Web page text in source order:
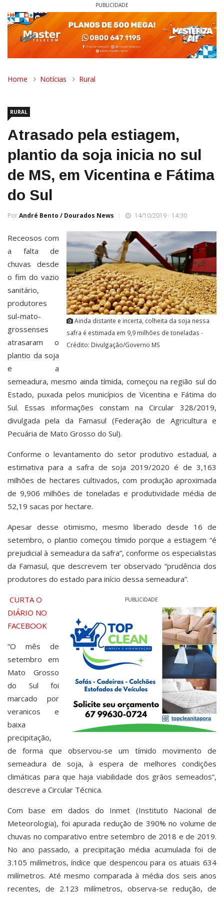
PUBLICIDADE
Home Notícias Rural
RURAL
Atrasado pela estiagem,
plantio da soja inicia no sul
de MS, em Vicentina e Fátima
do Sul
PorAndré Bento / Dourados News 14/10/2019 - 14:30
Ainda distante e incerta, colheita da soja nessa
safra é estimada em 9,9 milhões de toneladas -
Crédito: Divulgação/Governo MS
Receosos com
a falta de
chuvas desde
o fim do vazio
sanitário,
produtores
sul-mato-
grossenses
atrasaram o
plantio da soja
e a
semeadura, mesmo ainda tímida, começou na região sul do
Estado, puxada pelos municípios de Vicentina e Fátima do
Sul. Essas informações constam na Circular 328/2019,
divulgada pela da Famasul (Federação de Agricultura e
Pecuária de Mato Grosso do Sul).
Conforme o levantamento do setor produtivo estadual, a
estimativa para a safra de soja 2019/2020 é de 3,163
milhões de hectares cultivados, com produção aproximada
de 9,906 milhões de toneladas e produtividade média de
52,19 sacas por hectare.
Apesar desse otimismo, mesmo liberado desde 16 de
setembro, o plantio começou tímido porque a estiagem “é
prejudicial à semeadura da safra”, conforme os especialistas
da Famasul, que descrevem ter observado “prudência dos
produtores do estado para início dessa semeadura”.
PUBLICIDADE
CURTA O
DIÁRIO NO
FACEBOOK
“O mês de
setembro em
Mato Grosso
do Sul foi
marcado por
veranicos e
baixa
precipitação,
de forma que observou-se um tímido movimento de
semeadura de soja, à espera de melhores condições
climáticas para que haja viabilidade dos grãos semeados”,
descreve a Circular Técnica.
Com base em dados do Inmet (Instituto Nacional de
Meteorologia), foi apurada redução de 390% no volume de
chuvas no comparativo entre setembro de 2018 e de 2019.
No ano passado, a precipitação média acumulada foi de
3.105 milímetros, índice que despencou para os atuais 634
milímetros. Até mesmo comparada à média dos seis anos
recentes, de 2.123 milímetros, observa-se redução, de